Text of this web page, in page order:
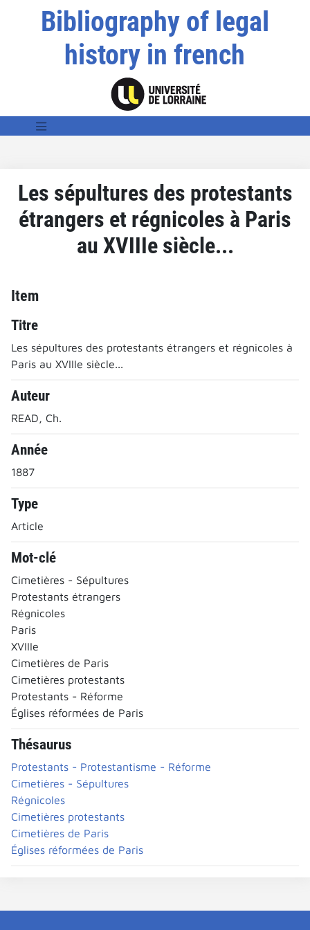
Bibliography of legal
history in french
Les sépultures des protestants
étrangers et régnicoles à Paris
au XVIIIe siècle...
Item
Titre
Les sépultures des protestants étrangers et régnicoles à
Paris au XVIIIe siècle...
Auteur
READ, Ch.
Année
1887
Type
Article
Mot-clé
Cimetières - Sépultures
Protestants étrangers
Régnicoles
Paris
XVIIIe
Cimetières de Paris
Cimetières protestants
Protestants - Réforme
Églises réformées de Paris
Thésaurus
Protestants - Protestantisme - Réforme
Cimetières - Sépultures
Régnicoles
Cimetières protestants
Cimetières de Paris
Églises réformées de Paris